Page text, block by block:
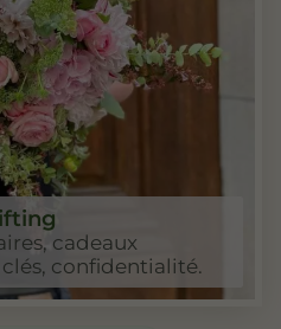
cadeaux
confidentialité.